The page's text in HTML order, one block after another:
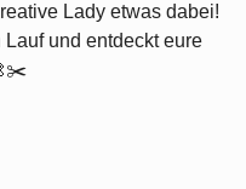
Lady etwas dabei!
Lauf und entdeckt eure